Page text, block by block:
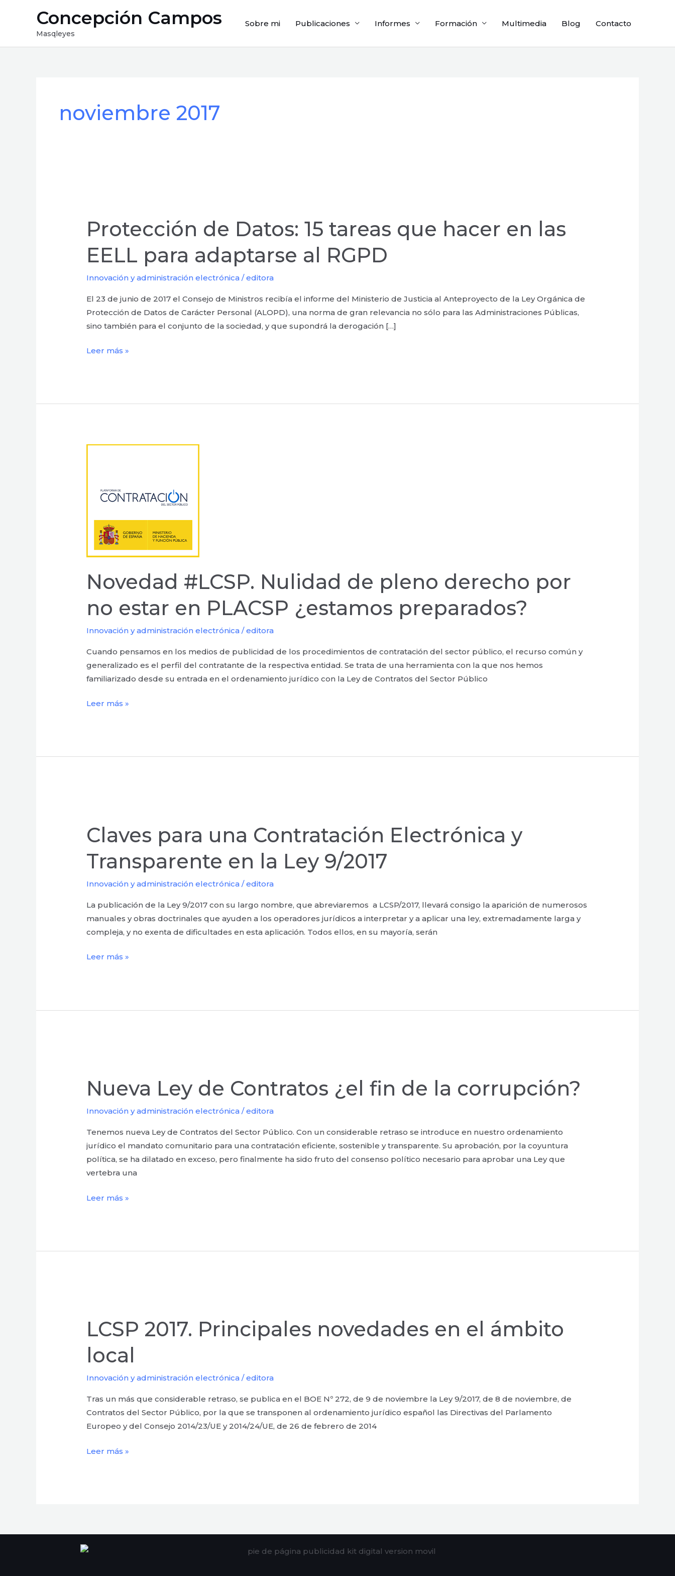
contenido
Concepción Campos
Masqleyes
Sobre mi Publicaciones Informes Formación Multimedia Blog Contacto
noviembre 2017
Protección de Datos: 15 tareas que hacer en las
EELL para adaptarse al RGPD
Innovación y administración electrónica /editora
El 23 de junio de 2017 el Consejo de Ministros recibía el informe del Ministerio de Justicia al Anteproyecto de la Ley Orgánica de
Protección de Datos de Carácter Personal (ALOPD), una norma de gran relevancia no sólo para las Administraciones Públicas,
sino también para el conjunto de la sociedad, y que supondrá la derogación […]
Datos:
15
tareas
que
hacer
adaptarse
Leer más »
Novedad #LCSP. Nulidad de pleno derecho por
no estar en PLACSP ¿estamos preparados?
Innovación y administración electrónica /editora
Cuando pensamos en los medios de publicidad de los procedimientos de contratación del sector público, el recurso común y
generalizado es el perfil del contratante de la respectiva entidad. Se trata de una herramienta con la que nos hemos
familiarizado desde su entrada en el ordenamiento jurídico con la Ley de Contratos del Sector Público
pleno
derecho
por
estar
en
PLACSP
preparados?
Leer más »
Claves para una Contratación Electrónica y
Transparente en la Ley 9/2017
Innovación y administración electrónica /editora
La publicación de la Ley 9/2017 con su largo nombre, que abreviaremos a LCSP/2017, llevará consigo la aparición de numerosos
manuales y obras doctrinales que ayuden a los operadores jurídicos a interpretar y a aplicar una ley, extremadamente larga y
compleja, y no exenta de dificultades en esta aplicación. Todos ellos, en su mayoría, serán
una
Contratación
Electrónica
Transparente
9/2017
Leer más »
Nueva Ley de Contratos ¿el fin de la corrupción?
Innovación y administración electrónica /editora
Tenemos nueva Ley de Contratos del Sector Público. Con un considerable retraso se introduce en nuestro ordenamiento
jurídico el mandato comunitario para una contratación eficiente, sostenible y transparente. Su aprobación, por la coyuntura
política, se ha dilatado en exceso, pero finalmente ha sido fruto del consenso político necesario para aprobar una Ley que
vertebra una
de
Contratos
¿el
la
corrupción?
Leer más »
LCSP 2017. Principales novedades en el ámbito
local
Innovación y administración electrónica /editora
Tras un más que considerable retraso, se publica en el BOE Nº 272, de 9 de noviembre la Ley 9/2017, de 8 de noviembre, de
Contratos del Sector Público, por la que se transponen al ordenamiento jurídico español las Directivas del Parlamento
Europeo y del Consejo 2014/23/UE y 2014/24/UE, de 26 de febrero de 2014
Principales
novedades
en
el
ámbito
Leer más »